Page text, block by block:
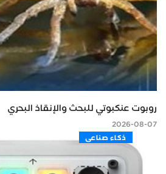
روبوت عنكبوتي للبحث والإنقاذ البحري
2026-08-07
ذكاء صناعى